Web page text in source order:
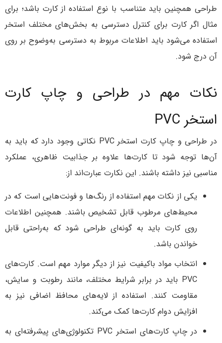
طراحی همچنین باید متناسب با نوع استفاده از کارت باشد؛ برای
مثال اگر کارت برای کنترل دسترسی به بخش‌های مختلف استخر
استفاده می‌شود باید اطلاعات مربوط به دسترسی به‌وضوح بر روی
آن درج شود.
نکات مهم در طراحی و چاپ کارت
استخر PVC
در طراحی و چاپ کارت استخر PVC نکاتی وجود دارد که باید به
آن‌ها توجه شود تا کارت‌ها علاوه بر جذابیت ظاهری، عملکرد
مناسبی نیز داشته باشند. این نکارت عبارت‌اند از:
یکی از نکات مهم استفاده از رنگ‌ها و فونت‌هایی است که در
محیط‌های مرطوب قابل تشخیص باشند. همچنین اطلاعات
روی کارت باید به گونه‌ای طراحی شود که به‌راحتی قابل
خواندن باشد.
انتخاب مواد باکیفیت نیز از دیگر موارد مهم است. کارت‌های
PVC باید در برابر شرایط مختلف، مانند رطوبت و سایش،
مقاومت کنند. استفاده از لایه‌های محافظ اضافی نیز به
افزایش دوام کارت‌ها کمک می‌کند.
در چاپ کارت‌های استخر PVC تکنولوژی‌های پیشرفته‌ای به